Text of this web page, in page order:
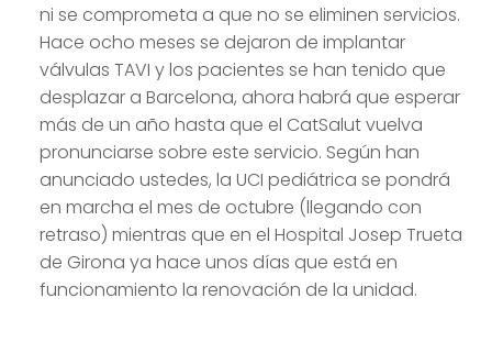
ni se comprometa a que no se eliminen servicios.
Hace ocho meses se dejaron de implantar
válvulas TAVI y los pacientes se han tenido que
desplazar a Barcelona, ahora habrá que esperar
más de un año hasta que el CatSalut vuelva
pronunciarse sobre este servicio. Según han
anunciado ustedes, la UCI pediátrica se pondrá
en marcha el mes de octubre (llegando con
retraso) mientras que en el Hospital Josep Trueta
de Girona ya hace unos días que está en
funcionamiento la renovación de la unidad.